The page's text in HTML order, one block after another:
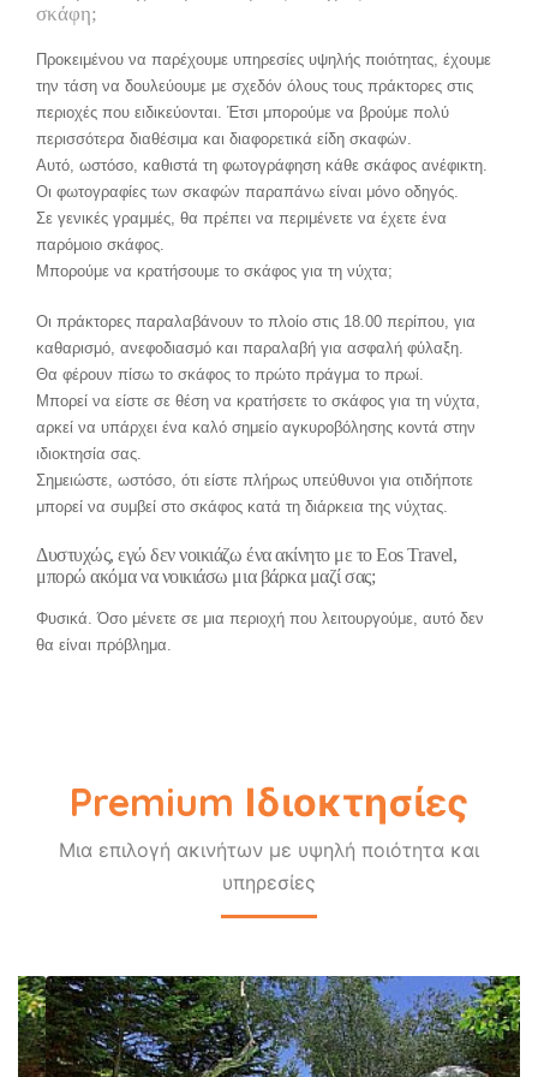
σκάφη;
Προκειμένου να παρέχουμε υπηρεσίες υψηλής ποιότητας, έχουμε
την τάση να δουλεύουμε με σχεδόν όλους τους πράκτορες στις
περιοχές που ειδικεύονται. Έτσι μπορούμε να βρούμε πολύ
περισσότερα διαθέσιμα και διαφορετικά είδη σκαφών.
Αυτό, ωστόσο, καθιστά τη φωτογράφηση κάθε σκάφος ανέφικτη.
Οι φωτογραφίες των σκαφών παραπάνω είναι μόνο οδηγός.
Σε γενικές γραμμές, θα πρέπει να περιμένετε να έχετε ένα
παρόμοιο σκάφος.
Μπορούμε να κρατήσουμε το σκάφος για τη νύχτα;
Οι πράκτορες παραλαβάνουν το πλοίο στις 18.00 περίπου, για
καθαρισμό, ανεφοδιασμό και παραλαβή για ασφαλή φύλαξη.
Θα φέρουν πίσω το σκάφος το πρώτο πράγμα το πρωί.
Μπορεί να είστε σε θέση να κρατήσετε το σκάφος για τη νύχτα,
αρκεί να υπάρχει ένα καλό σημείο αγκυροβόλησης κοντά στην
ιδιοκτησία σας.
Σημειώστε, ωστόσο, ότι είστε πλήρως υπεύθυνοι για οτιδήποτε
μπορεί να συμβεί στο σκάφος κατά τη διάρκεια της νύχτας.
Δυστυχώς, εγώ δεν νοικιάζω ένα ακίνητο με το Eos Travel,
μπορώ ακόμα να νοικιάσω μια βάρκα μαζί σας;
Φυσικά. Όσο μένετε σε μια περιοχή που λειτουργούμε, αυτό δεν
θα είναι πρόβλημα.
Premium Ιδιοκτησίες
Μια επιλογή ακινήτων με υψηλή ποιότητα και
υπηρεσίες